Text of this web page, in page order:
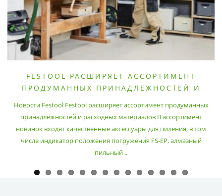
FESTOOL РАСШИРЯЕТ АССОРТИМЕНТ
ПРОДУМАННЫХ ПРИНАДЛЕЖНОСТЕЙ И
Новости Festool Festool расширяет ассортимент продуманных
принадлежностей и расходных материалов В ассортимент
новинок входят качественные аксессуары для пиления, в том
числе индикатор положения погружения FS-EP, алмазный
пильный ..